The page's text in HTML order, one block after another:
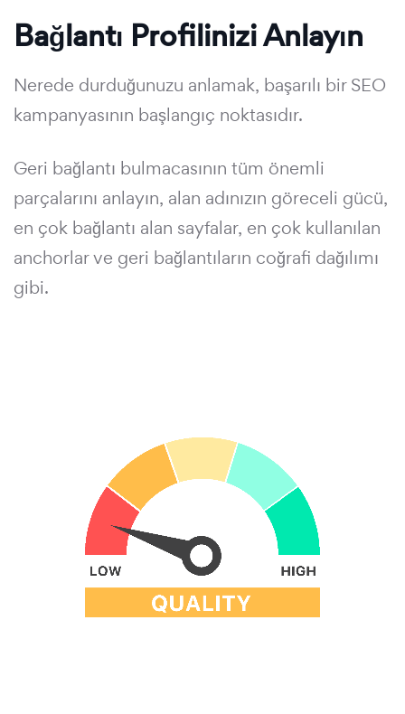
Bağlantı Profilinizi Anlayın
Nerede durduğunuzu anlamak, başarılı bir SEO
kampanyasının başlangıç noktasıdır.
Geri bağlantı bulmacasının tüm önemli
parçalarını anlayın, alan adınızın göreceli gücü,
en çok bağlantı alan sayfalar, en çok kullanılan
anchorlar ve geri bağlantıların coğrafi dağılımı
gibi.